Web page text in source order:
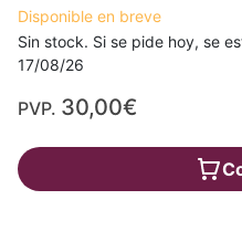
Disponible en breve
Sin stock. Si se pide hoy, se
17/08/26
PVP. 30,00€